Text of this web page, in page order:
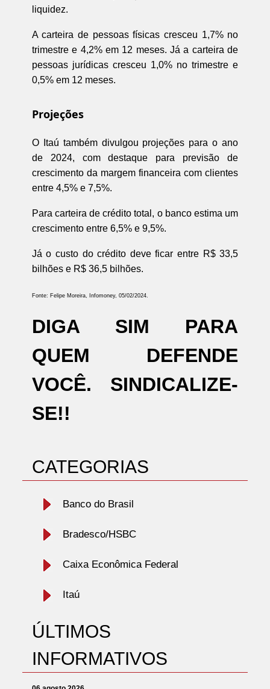
liquidez.
A carteira de pessoas físicas cresceu 1,7% no
trimestre e 4,2% em 12 meses. Já a carteira de
pessoas jurídicas cresceu 1,0% no trimestre e
0,5% em 12 meses.
Projeções
O Itaú também divulgou projeções para o ano
de 2024, com destaque para previsão de
crescimento da margem financeira com clientes
entre 4,5% e 7,5%.
Para carteira de crédito total, o banco estima um
crescimento entre 6,5% e 9,5%.
Já o custo do crédito deve ficar entre R$ 33,5
bilhões e R$ 36,5 bilhões.
Fonte: Felipe Moreira, Infomoney, 05/02/2024.
DIGA SIM PARA
QUEM DEFENDE
VOCÊ. SINDICALIZE-
SE!!
CATEGORIAS
Banco do Brasil
Bradesco/HSBC
Caixa Econômica Federal
Itaú
ÚLTIMOS
INFORMATIVOS